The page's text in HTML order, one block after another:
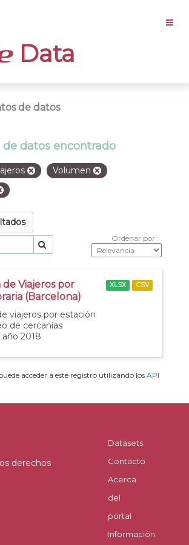
Data
de datos
de datos encontrado
Volumen
Ordenar por
Viajeros por
(Barcelona)
viajeros por estación
de cercanías
año 2018
XLSX CSV
acceder a este registro utilizando los API
derechos
Datasets
Contacto
Acerca
del
portal
Información